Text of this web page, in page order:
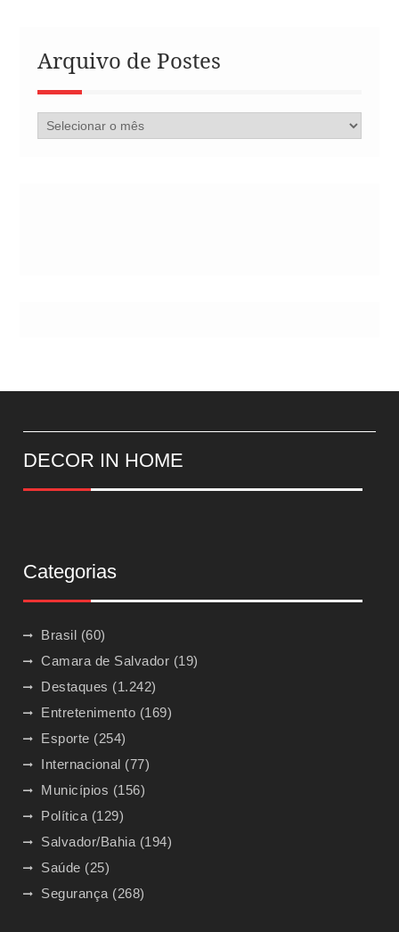
Arquivo de Postes
Arquivo
de
DECOR IN HOME
Categorias
Brasil (60)
Camara de Salvador (19)
Destaques (1.242)
Entretenimento (169)
Esporte (254)
Internacional (77)
Municípios (156)
Política (129)
Salvador/Bahia (194)
Saúde (25)
Segurança (268)